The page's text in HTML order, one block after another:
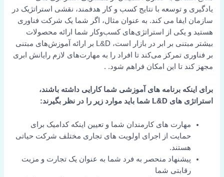
یادگیری و توسعه با نتایج کسب و کار هدفمند، نقشی استراتژیک در
سازمان ایفا می کند. به عنوان مثال، اگر شما یک شرکت فناوری
هستید و یکی از استراتژی‌های کسب‌وکار شما ارائه محصولات
بیشتر مبتنی بر ابر در بازار است، L&D بر ارائه آموزش‌های مبتنی
بر فناوری تمرکز می‌کند تا افراد را به مهارت‌های لازم رایانش ابری
مجهز کند تا این امکان فراهم شود. .
برای اینکه برنامه های آموزشی شما کارایی داشته باشند،
استراتژی های L&D شما باید موارد زیر را در نظر بگیرند:
مهارت های کارمندان شما و تعیین اینکه کدامیک برای
حمایت از اجرای اولویت های تجاری مختلف شرکت حیاتی
هستند.
پیشنهاد منحصر به فرد شما به عنوان یک تجارت و مزیت
رقابتی شما